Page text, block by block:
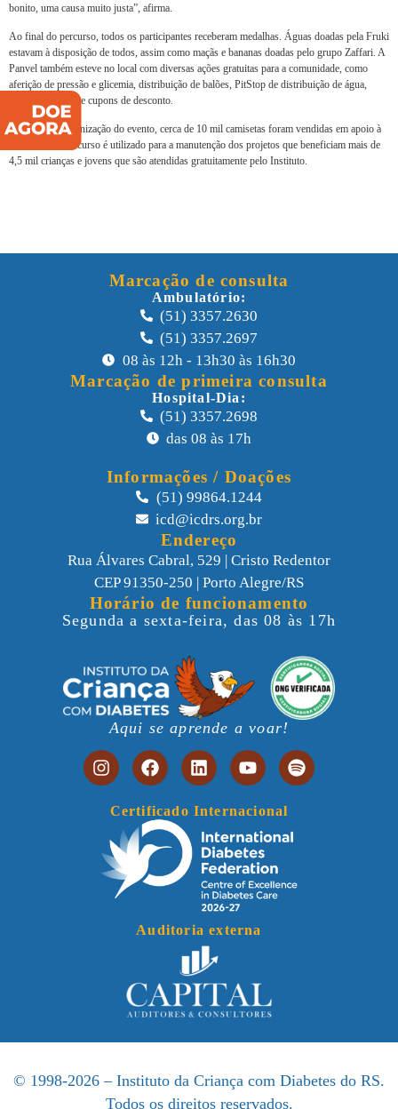
bonito, uma causa muito justa”, afirma.
Ao final do percurso, todos os participantes receberam medalhas. Águas doadas pela Fruki
estavam à disposição de todos, assim como maçãs e bananas doadas pelo grupo Zaffari. A
Panvel também esteve no local com diversas ações gratuitas para a comunidade, como
aferição de pressão e glicemia, distribuição de balões, PitStop de distribuição de água,
roleta de brindes e cupons de desconto.
Conforme a organização do evento, cerca de 10 mil camisetas foram vendidas em apoio à
causa. Todo o recurso é utilizado para a manutenção dos projetos que beneficiam mais de
4,5 mil crianças e jovens que são atendidas gratuitamente pelo Instituto.
Marcação de consulta
Ambulatório:
(51) 3357.2630
(51) 3357.2697
08 às 12h - 13h30 às 16h30
Marcação de primeira consulta
Hospital-Dia:
(51) 3357.2698
das 08 às 17h
Informações / Doações
(51) 99864.1244
icd@icdrs.org.br
Endereço
Rua Álvares Cabral, 529 | Cristo Redentor
CEP 91350-250 | Porto Alegre/RS
Horário de funcionamento
Segunda a sexta-feira, das 08 às 17h
Aqui se aprende a voar!
Certificado Internacional
Auditoria externa
© 1998-2026 – Instituto da Criança com Diabetes do RS.
Todos os direitos reservados.